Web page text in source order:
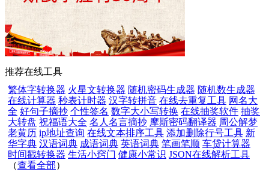
推荐在线工具
繁体字转换器 火星文转换器 随机密码生成器 随机数生成器
在线计算器 秒表计时器 汉字转拼音 在线去重复工具 网名大
全 好句子摘抄 个性签名 数字大小写转换 在线抽奖软件 抽奖
大转盘 祝福语大全 名人名言摘抄 摩斯密码翻译器 周公解梦
老黄历 ip地址查询 在线文本排序工具 添加删除行号工具 新
华字典 汉语词典 成语词典 英语词典 笔画笔顺 车贷计算器
时间戳转换器 生活小窍门 健康小常识 JSON在线解析工具
（查看全部）